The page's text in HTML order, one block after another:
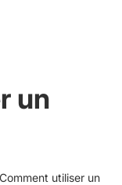
un
utiliser un